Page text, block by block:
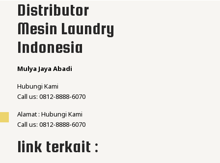
Distributor
Mesin Laundry
Indonesia
Mulya Jaya Abadi
Hubungi Kami
Call us: 0812-8888-6070
Alamat : Hubungi Kami
Call us: 0812-8888-6070
link terkait :